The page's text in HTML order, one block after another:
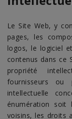
Le Site Web, y
pages, les
logos, le logiciel
contenus dans ce
propriété
fournisseurs ou
intellectuelle
énumération
voisins, les droits